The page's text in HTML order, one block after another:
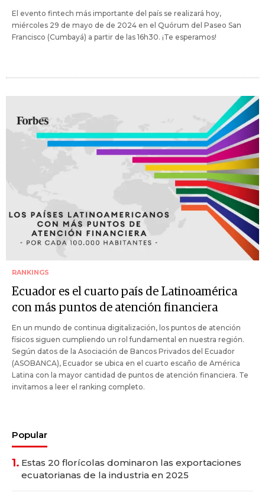
El evento fintech más importante del país se realizará hoy,
miércoles 29 de mayo de de 2024 en el Quórum del Paseo San
Francisco (Cumbayá) a partir de las 16h30. ¡Te esperamos!
RANKINGS
Ecuador es el cuarto país de Latinoamérica
con más puntos de atención financiera
En un mundo de continua digitalización, los puntos de atención
físicos siguen cumpliendo un rol fundamental en nuestra región.
Según datos de la Asociación de Bancos Privados del Ecuador
(ASOBANCA), Ecuador se ubica en el cuarto escaño de América
Latina con la mayor cantidad de puntos de atención financiera. Te
invitamos a leer el ranking completo.
Popular
1. Estas 20 florícolas dominaron las exportaciones
ecuatorianas de la industria en 2025